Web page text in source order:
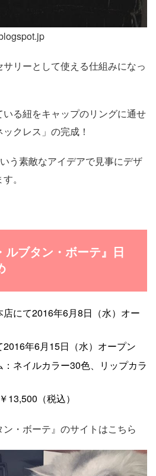
リーとして使える仕組みになっ
る紐をキャップのリングに通せ
クレス」の完成！
う素敵なアイデアで見事にデザ
。
ルブタン・ボーテ』日
にて2016年6月8日（水）オー
年6月15日（水）オープン
ネイルカラー30色、リップカラ
13,500（税込）
ン・ボーテ』のサイトはこちら